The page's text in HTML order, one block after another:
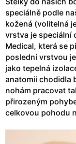
speciálně podle
kožená (volitelná
vrstva je speciální
Medical, která se
poslední vrstvou
jako tepelná
anatomii chodidla
nohám pracovat
přirozeným
celkovou pohodu